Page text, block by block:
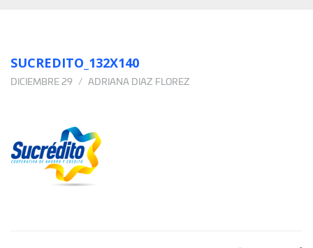
SUCREDITO_132X140
DICIEMBRE 29 ADRIANA DIAZ FLOREZ